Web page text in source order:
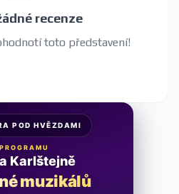
recenze
toto představení!
POD HVĚZDAMI
Karlštejně
muzikálů